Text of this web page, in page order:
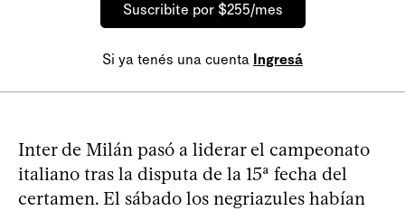
Suscribite por $255/mes
Si ya tenés una cuenta Ingresá
Inter de Milán pasó a liderar el campeonato
italiano tras la disputa de la 15ª fecha del
certamen. El sábado los negriazules habían